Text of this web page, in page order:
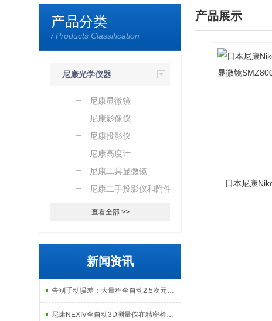
产品分类
/ Products Classification
尼康光学仪器
尼康显微镜
尼康影像仪
尼康投影仪
尼康高度计
尼康工具显微镜
尼康二手投影仪和附件
查看全部 >>
新闻资讯
告别手动误差：大量程全自动2.5次元测量机如何实现高效精密质检？
尼康NEXIV全自动3D测量仪在精密检测中的应用
产品展示
日本尼康